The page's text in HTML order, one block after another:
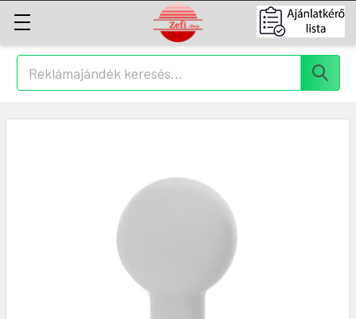
Keresés